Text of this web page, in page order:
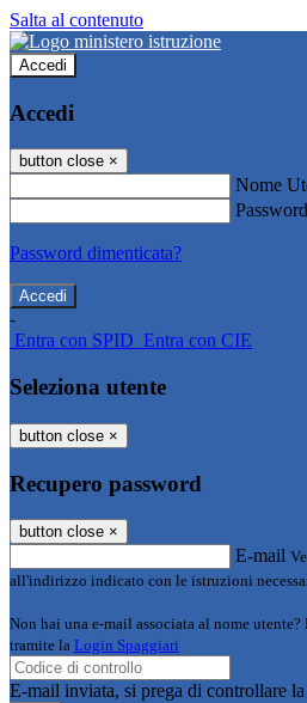
Salta al contenuto
Accedi
Accedi
button close ×
Nome
Password
Password dimenticata?
-
Entra con SPID Entra con CIE
Seleziona utente
button close ×
Recupero password
button close ×
E-mail
all'indirizzo indicato con le istruzioni
Non hai una e-mail associata al nome
tramite la Login Spaggiari
E-mail inviata, si prega di controllare